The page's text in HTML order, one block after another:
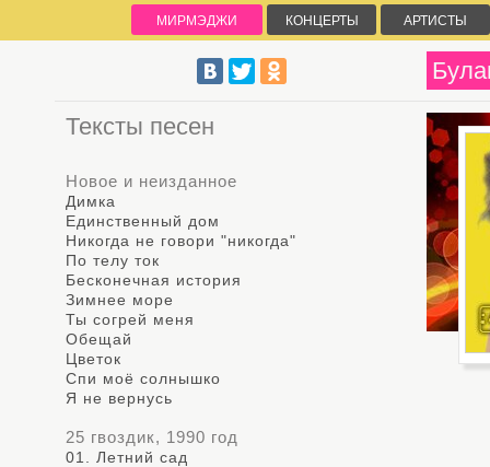
Тексты песен
Новое и неизданное
Димка
Единственный дом
Никогда не говори "никогда"
По телу ток
Бесконечная история
Зимнее море
Ты согрей меня
Обещай
Цветок
Спи моё солнышко
Я не вернусь
25 гвоздик, 1990 год
01. Летний сад
МИРМЭДЖИ КОНЦЕРТЫ АРТИСТЫ